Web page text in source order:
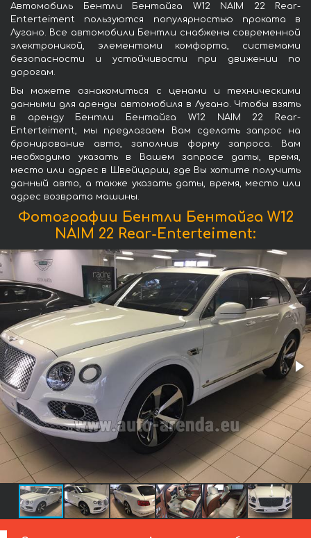
Автомобиль Бентли Бентайга W12 NAIM 22 Rear-
Enterteiment пользуются популярностью проката в
Лугано. Все автомобили Бентли снабжены современной
электроникой, элементами комфорта, системами
безопасности и устойчивости при движении по
дорогам.
Вы можете ознакомиться с ценами и техническими
данными для аренды автомобиля в Лугано. Чтобы взять
в аренду Бентли Бентайга W12 NAIM 22 Rear-
Enterteiment, мы предлагаем Вам сделать запрос на
бронирование авто, заполнив форму запроса. Вам
необходимо указать в Вашем запросе даты, время,
место или адрес в Швейцарии, где Вы хотите получить
данный авто, а также указать даты, время, место или
адрес возврата машины.
Фотографии Бентли Бентайга W12
NAIM 22 Rear-Enterteiment: